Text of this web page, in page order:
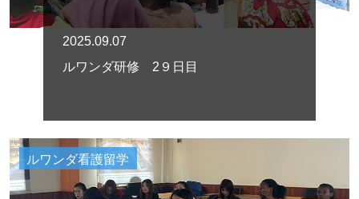
2025.09.07
ルワンダ研修 2９日目
ルワンダ看護留学